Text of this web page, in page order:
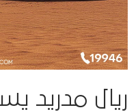
ريال مدريد